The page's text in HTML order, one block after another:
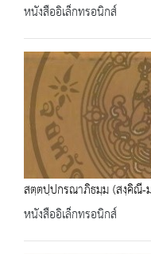
หนังสืออิเล็กทรอนิกส์
สตฺตปฺปกรณาภิธมฺม (สงฺคิณี
หนังสืออิเล็กทรอนิกส์